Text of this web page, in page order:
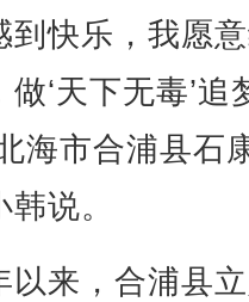
到快乐，我愿
‘天下无毒’追
海市合浦县石
说。
来，合浦县